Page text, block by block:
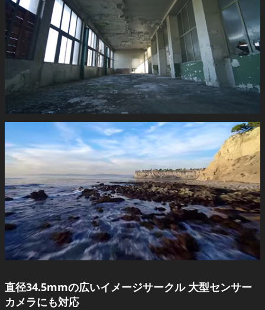
直径34.5mmの広いイメージサークル 大型センサー
カメラにも対応